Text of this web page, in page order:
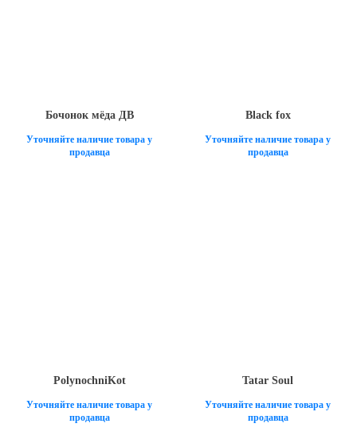
Бочонок мёда ДВ
Уточняйте наличие товара у
продавца
Black fox
Уточняйте наличие товара у
продавца
PolynochniKot
Уточняйте наличие товара у
продавца
Tatar Soul
Уточняйте наличие товара у
продавца